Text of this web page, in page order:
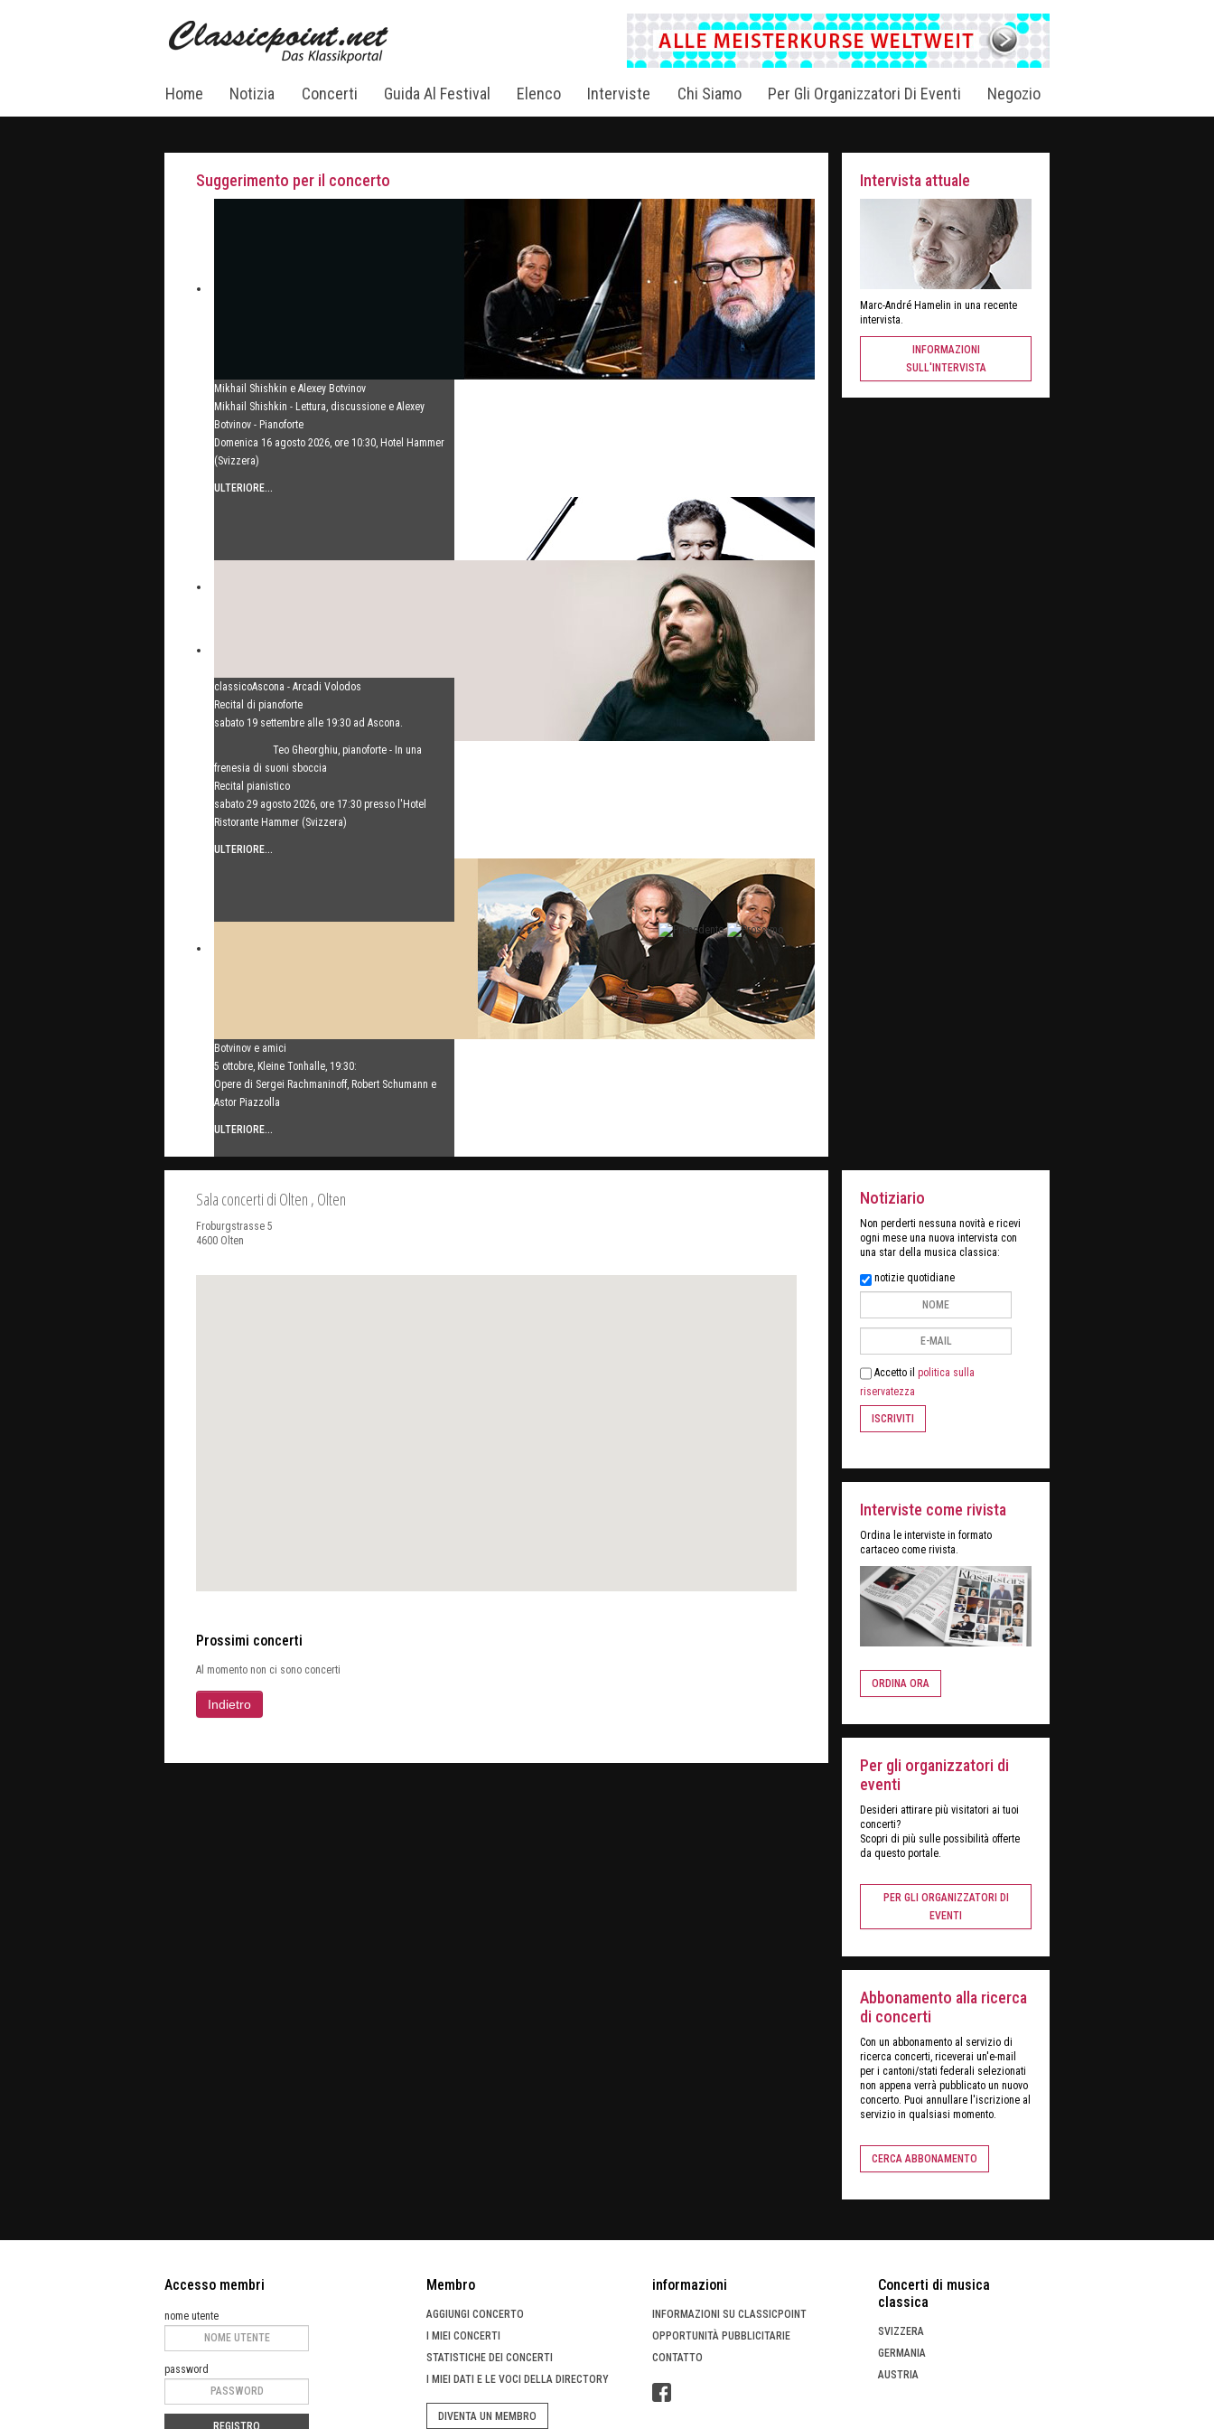
Home Notizia Concerti Guida Al Festival Elenco Interviste Chi Siamo Per Gli Organizzatori Di Eventi Negozio
Suggerimento per il concerto
Mikhail Shishkin e Alexey Botvinov
Mikhail Shishkin - Lettura, discussione e Alexey
Botvinov - Pianoforte
Domenica 16 agosto 2026, ore 10:30, Hotel Hammer
(Svizzera)
ULTERIORE...
classicoAscona - Arcadi Volodos
Recital di pianoforte
sabato 19 settembre alle 19:30 ad Ascona.
Teo Gheorghiu, pianoforte - In una
frenesia di suoni sboccia
Recital pianistico
sabato 29 agosto 2026, ore 17:30 presso l'Hotel
Ristorante Hammer (Svizzera)
ULTERIORE...
Botvinov e amici
5 ottobre, Kleine Tonhalle, 19:30:
Opere di Sergei Rachmaninoff, Robert Schumann e
Astor Piazzolla
ULTERIORE...
Intervista attuale
Marc-André Hamelin in una recente
intervista.
INFORMAZIONI
SULL'INTERVISTA
Sala concerti di Olten , Olten
Froburgstrasse 5
4600 Olten
Prossimi concerti
Al momento non ci sono concerti
Notiziario
Non perderti nessuna novità e ricevi
ogni mese una nuova intervista con
una star della musica classica:
notizie quotidiane
Accetto il politica sulla
riservatezza
ISCRIVITI
Interviste come rivista
Ordina le interviste in formato
cartaceo come rivista.
ORDINA ORA
Per gli organizzatori di
eventi
Desideri attirare più visitatori ai tuoi
concerti?
Scopri di più sulle possibilità offerte
da questo portale.
PER GLI ORGANIZZATORI DI
EVENTI
Abbonamento alla ricerca
di concerti
Con un abbonamento al servizio di
ricerca concerti, riceverai un'e-mail
per i cantoni/stati federali selezionati
non appena verrà pubblicato un nuovo
concerto. Puoi annullare l'iscrizione al
servizio in qualsiasi momento.
CERCA ABBONAMENTO
Accesso membri
nome utente
password
REGISTRO
Membro
AGGIUNGI CONCERTO
I MIEI CONCERTI
STATISTICHE DEI CONCERTI
I MIEI DATI E LE VOCI DELLA DIRECTORY
DIVENTA UN MEMBRO
informazioni
INFORMAZIONI SU CLASSICPOINT
OPPORTUNITÀ PUBBLICITARIE
CONTATTO
Concerti di musica
classica
SVIZZERA
GERMANIA
AUSTRIA